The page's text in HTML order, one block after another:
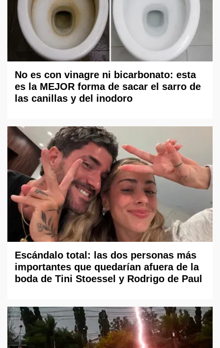
No es con vinagre ni bicarbonato: esta
es la MEJOR forma de sacar el sarro de
las canillas y del inodoro
Escándalo total: las dos personas más
importantes que quedarían afuera de la
boda de Tini Stoessel y Rodrigo de Paul